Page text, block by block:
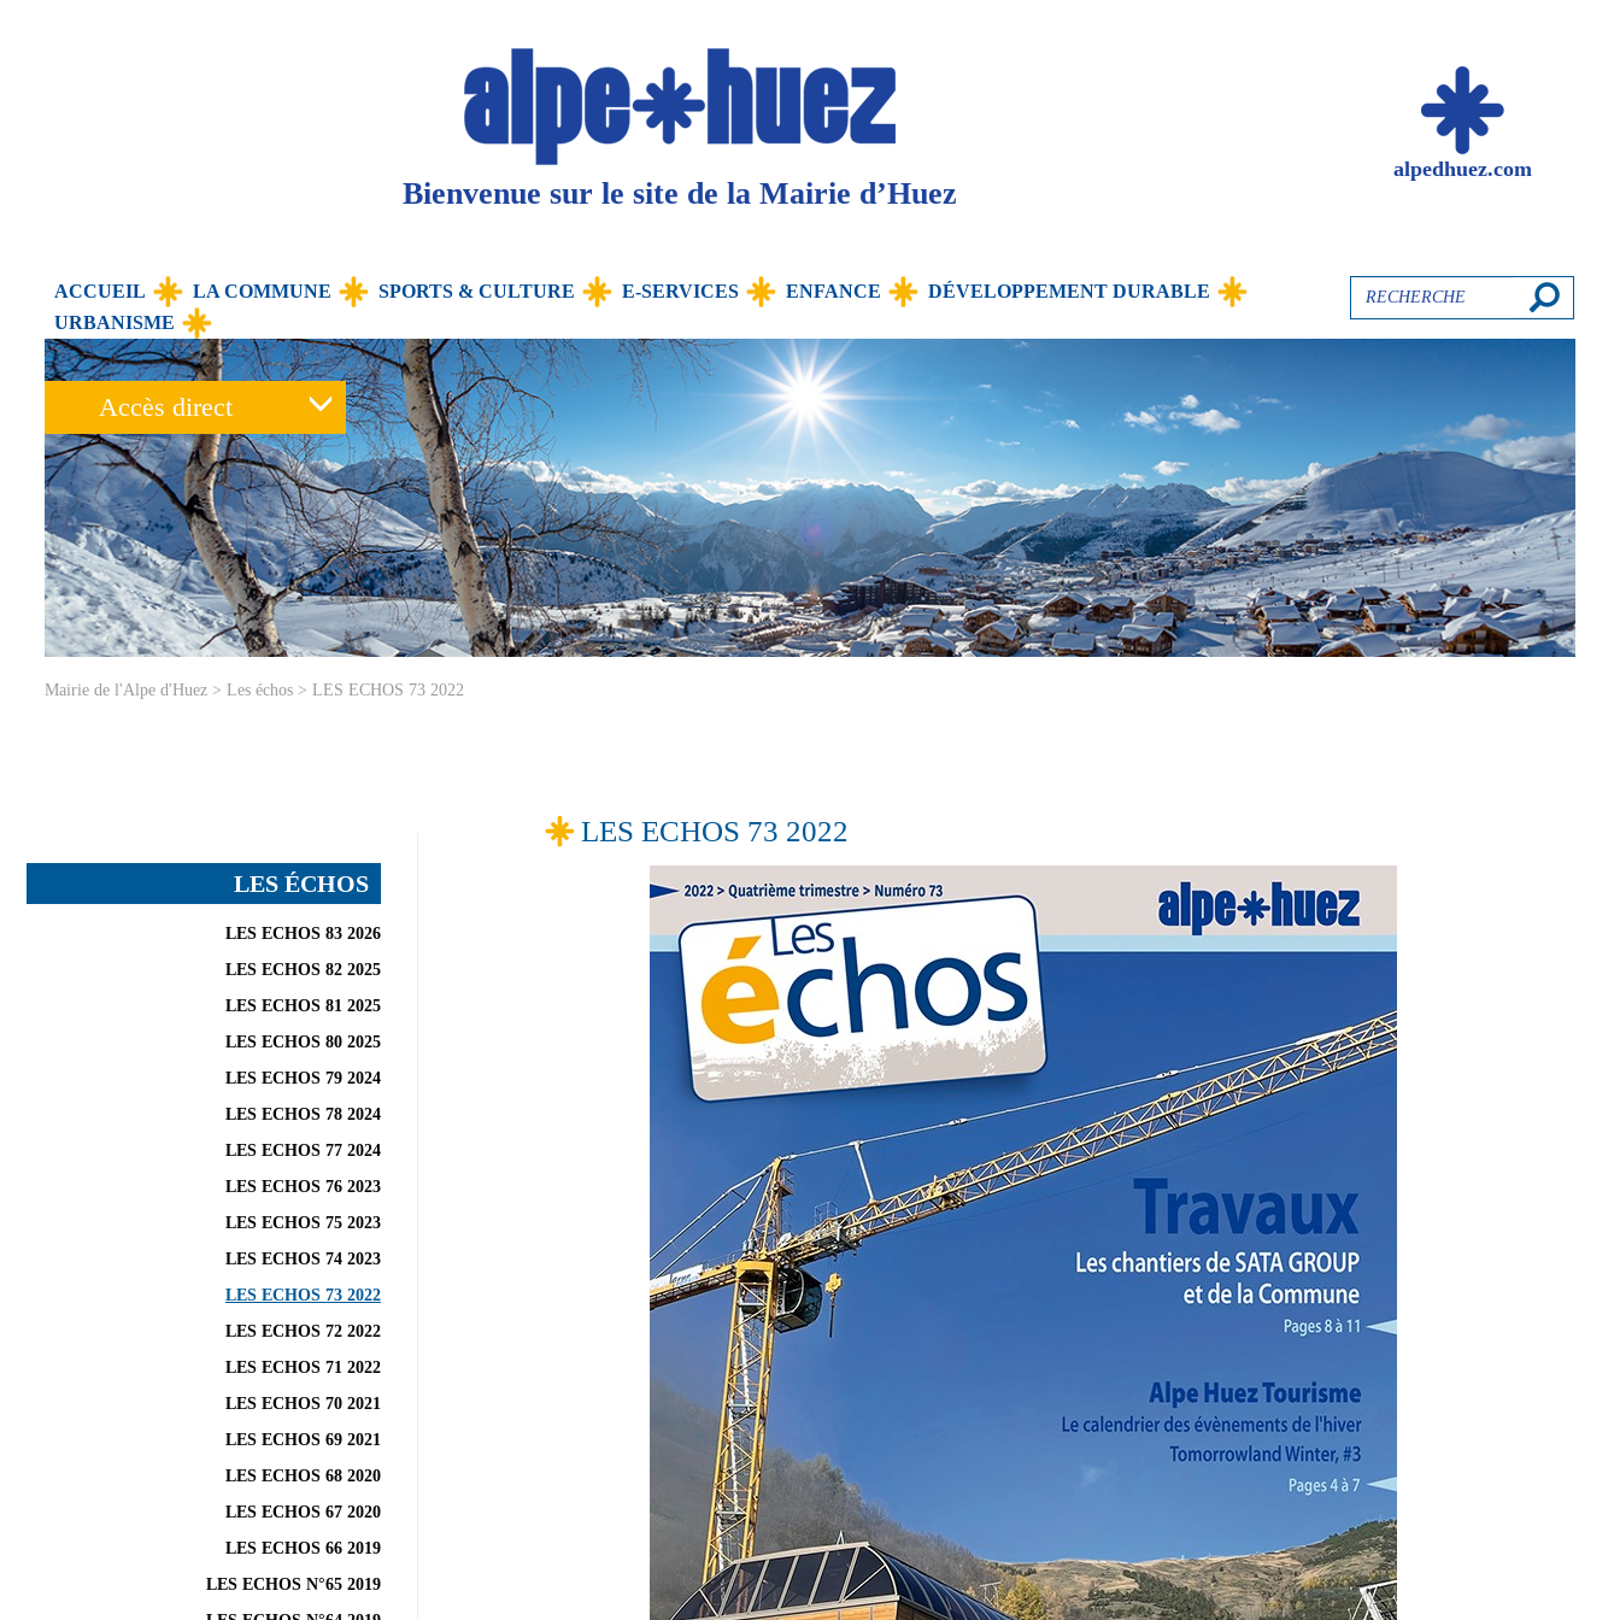
Bienvenue sur le site de la Mairie d’Huez
alpedhuez.com
ACCUEIL LA COMMUNE SPORTS & CULTURE E-SERVICES ENFANCE
DÉVELOPPEMENT DURABLE
URBANISME
Recherche
Accès direct
Mairie de l'Alpe d'Huez > Les échos > LES ECHOS 73 2022
LES ÉCHOS
LES ECHOS 83 2026
LES ECHOS 82 2025
LES ECHOS 81 2025
LES ECHOS 80 2025
LES ECHOS 79 2024
LES ECHOS 78 2024
LES ECHOS 77 2024
LES ECHOS 76 2023
LES ECHOS 75 2023
LES ECHOS 74 2023
LES ECHOS 73 2022
LES ECHOS 72 2022
LES ECHOS 71 2022
LES ECHOS 70 2021
LES ECHOS 69 2021
LES ECHOS 68 2020
LES ECHOS 67 2020
LES ECHOS 66 2019
LES ECHOS N°65 2019
LES ECHOS 73 2022